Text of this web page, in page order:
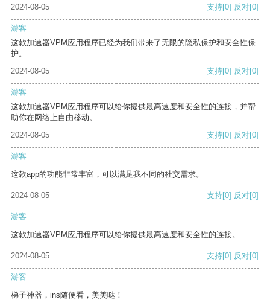
2024-08-05
支持[0] 反对[0]
游客
这款加速器VPM应用程序已经为我们带来了无限的隐私保护和安全性保
护。
2024-08-05
支持[0] 反对[0]
游客
这款加速器VPM应用程序可以给你提供最高速度和安全性的连接，并帮
助你在网络上自由移动。
2024-08-05
支持[0] 反对[0]
游客
这款app的功能非常丰富，可以满足我不同的社交需求。
2024-08-05 支持[0] 反对[0]
游客
这款加速器VPM应用程序可以给你提供最高速度和安全性的连接。
2024-08-05 支持[0] 反对[0]
游客
梯子神器，ins随便看，美美哒！